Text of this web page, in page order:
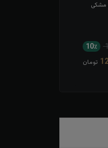
مشکی
10٪
تومان